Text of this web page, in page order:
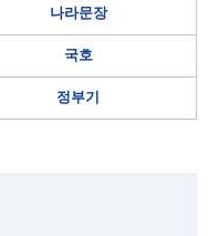
나라문장
국호
정부기